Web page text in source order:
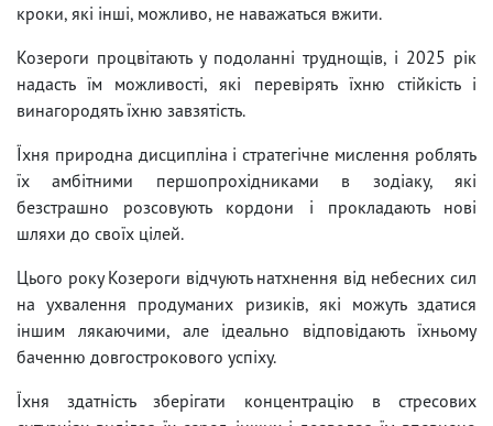
кроки, які інші, можливо, не наважаться вжити.
Козероги процвітають у подоланні труднощів, і 2025 рік
надасть їм можливості, які перевірять їхню стійкість і
винагородять їхню завзятість.
Їхня природна дисципліна і стратегічне мислення роблять
їх амбітними першопрохідниками в зодіаку, які
безстрашно розсовують кордони і прокладають нові
шляхи до своїх цілей.
Цього року Козероги відчують натхнення від небесних сил
на ухвалення продуманих ризиків, які можуть здатися
іншим лякаючими, але ідеально відповідають їхньому
баченню довгострокового успіху.
Їхня здатність зберігати концентрацію в стресових